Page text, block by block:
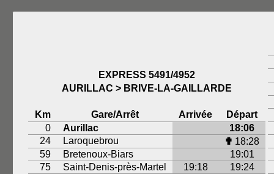
EXPRESS 5491/4952
AURILLAC > BRIVE-LA-GAILLARDE
Km Gare/Arrêt Arrivée
Départ
0
Aurillac
18:06
24
Laroquebrou ✟ 18:28
59
Bretenoux-Biars
19:01
75
Saint-Denis-près-Martel 19:18
19:24